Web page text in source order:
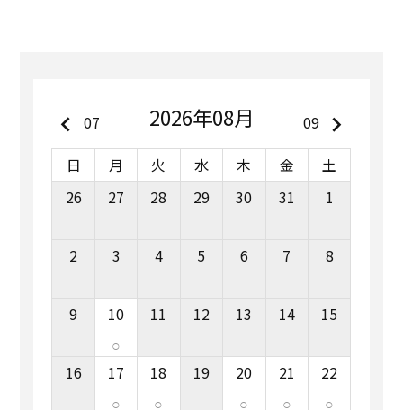
リフォーム
来場予約 資料請求
09:00-18:00 水定休
keyboard_arrow_left 07 2026年08月 09 keyboard_arrow_right
日 月 火 水 木 金
土
26
27 28 29 30 31 1
2 3 4 5 6 7 8
9 10
○
11 12 13 14 15
16 17
○
18
○
19 20
○
21
○
22
○